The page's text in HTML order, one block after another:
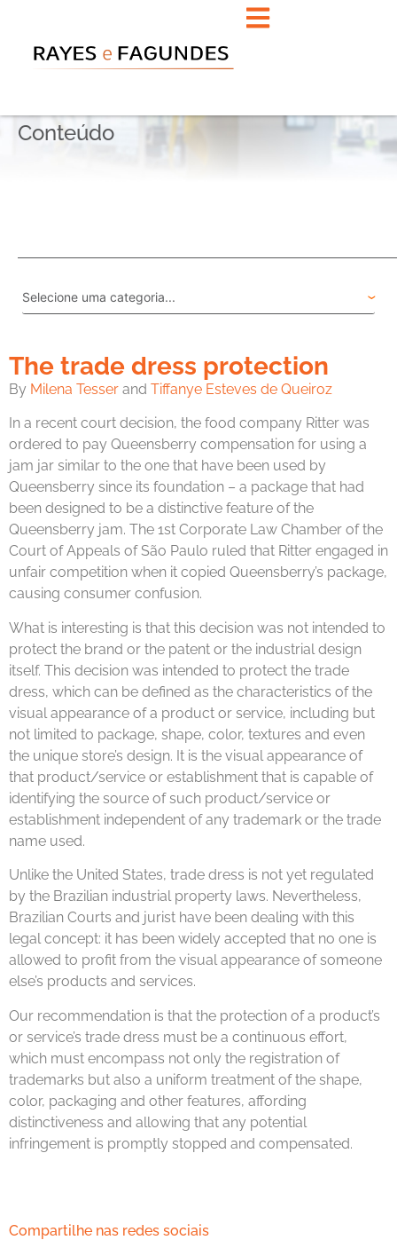
Conteúdo
The trade dress protection
By Milena Tesser and Tiffanye Esteves de Queiroz
In a recent court decision, the food company Ritter was
ordered to pay Queensberry compensation for using a
jam jar similar to the one that have been used by
Queensberry since its foundation – a package that had
been designed to be a distinctive feature of the
Queensberry jam. The 1st Corporate Law Chamber of the
Court of Appeals of São Paulo ruled that Ritter engaged in
unfair competition when it copied Queensberry’s package,
causing consumer confusion.
What is interesting is that this decision was not intended to
protect the brand or the patent or the industrial design
itself. This decision was intended to protect the trade
dress, which can be defined as the characteristics of the
visual appearance of a product or service, including but
not limited to package, shape, color, textures and even
the unique store’s design. It is the visual appearance of
that product/service or establishment that is capable of
identifying the source of such product/service or
establishment independent of any trademark or the trade
name used.
Unlike the United States, trade dress is not yet regulated
by the Brazilian industrial property laws. Nevertheless,
Brazilian Courts and jurist have been dealing with this
legal concept: it has been widely accepted that no one is
allowed to profit from the visual appearance of someone
else’s products and services.
Our recommendation is that the protection of a product’s
or service’s trade dress must be a continuous effort,
which must encompass not only the registration of
trademarks but also a uniform treatment of the shape,
color, packaging and other features, affording
distinctiveness and allowing that any potential
infringement is promptly stopped and compensated.
Compartilhe nas redes sociais